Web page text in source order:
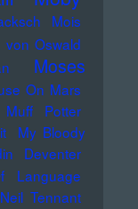
Mois
von Oswald
Moses
On Mars
Muff Potter
My Bloody
Deventer
Language
Neil Tennant